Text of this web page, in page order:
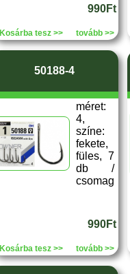
990Ft
Kosárba tesz >> tovább >>
50188-4
méret:
4,
színe:
fekete,
füles, 7
db /
csomag
990Ft
Kosárba tesz >> tovább >>